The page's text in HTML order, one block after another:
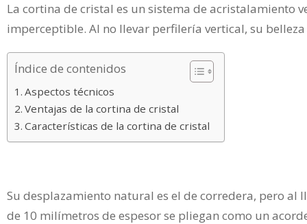
La cortina de cristal es un sistema de acristalamiento
imperceptible. Al no llevar perfilería vertical, su
Índice de contenidos
Aspectos técnicos
Ventajas de la cortina de cristal
Características de la cortina de cristal
Su desplazamiento natural es el de corredera, pero
de 10 milímetros de espesor se pliegan como un